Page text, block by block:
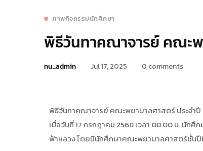
ภาพกิจกรรมนักศึกษา
พิธีวันทาคณาจารย์ คณะพ
nu_admin Jul 17, 2025 0 comments
พิธีวันทาคณาจารย์ คณะพยาบาลศาสตร์ ประจำปี
เมื่อวันที่ 17 กรกฎาคม 2568 เวลา 08.00 น. นั
ฟ้าหลวง โดยมีนักศึกษาคณะพยาบาลศาสตร์ชั้นปี